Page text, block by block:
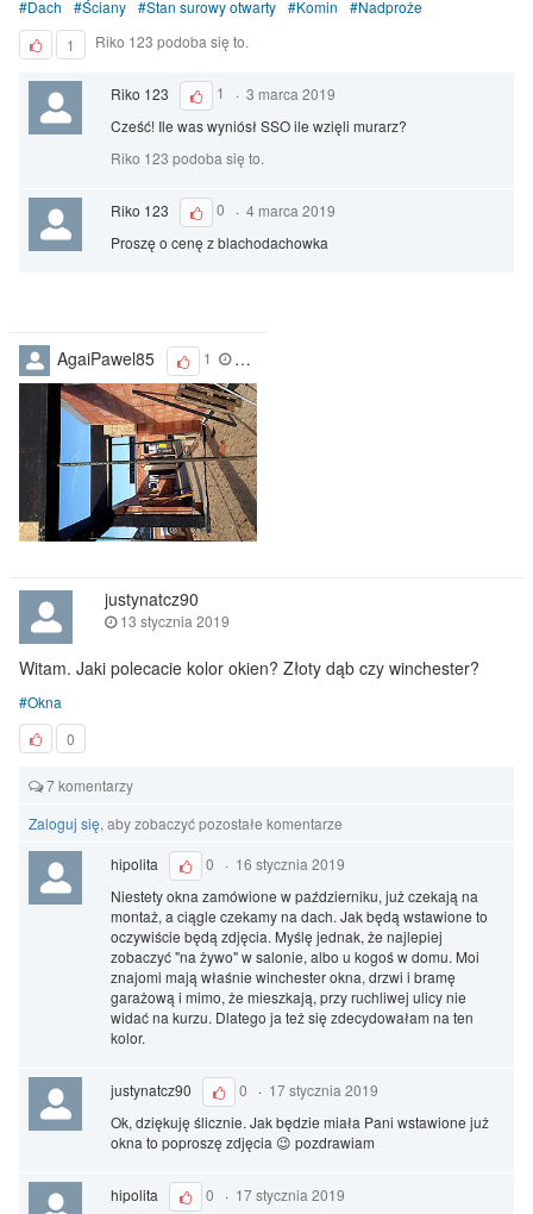
Dach Ściany Stan surowy otwarty Komin
Nadproże
1
Riko 123 podoba się to.
Riko 123 1 ·3 marca 2019
Cześć! Ile was wyniósł SSO ile wzięli murarz?
Riko 123 podoba się to.
Riko 123 0 ·4 marca 2019
Proszę o cenę z blachodachowka
AgaiPawel85 1 26 lutego 2019
justynatcz90
13 stycznia 2019
Witam. Jaki polecacie kolor okien? Złoty dąb czy winchester?
Okna
0
7 komentarzy
Zaloguj się, aby zobaczyć pozostałe komentarze
hipolita
0 · 16 stycznia 2019
Niestety okna zamówione w październiku, już czekają na
montaż, a ciągle czekamy na dach. Jak będą wstawione to
oczywiście będą zdjęcia. Myślę jednak, że najlepiej
zobaczyć "na żywo" w salonie, albo u kogoś w domu. Moi
znajomi mają właśnie winchester okna, drzwi i bramę
garażową i mimo, że mieszkają, przy ruchliwej ulicy nie
widać na kurzu. Dlatego ja też się zdecydowałam na ten
kolor.
justynatcz90 0 · 17 stycznia 2019
Ok, dziękuję ślicznie. Jak będzie miała Pani wstawione już
okna to poproszę zdjęcia 😉 pozdrawiam
hipolita 0 · 17 stycznia 2019